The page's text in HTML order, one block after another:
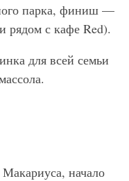
парка, финиш —
рядом с кафе Red).
для всей семьи
начало